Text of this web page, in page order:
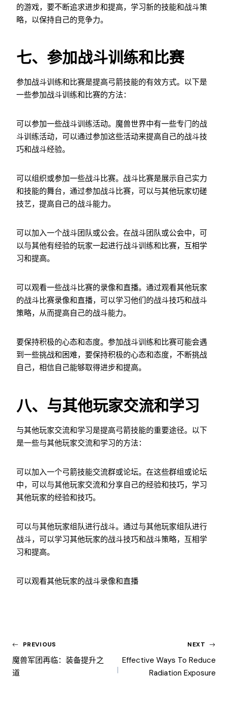
的游戏，要不断追求进步和提高，学习新的技能和战斗策
略，以保持自己的竞争力。
七、参加战斗训练和比赛
参加战斗训练和比赛是提高弓箭技能的有效方式。以下是
一些参加战斗训练和比赛的方法：
可以参加一些战斗训练活动。魔兽世界中有一些专门的战
斗训练活动，可以通过参加这些活动来提高自己的战斗技
巧和战斗经验。
可以组织或参加一些战斗比赛。战斗比赛是展示自己实力
和技能的舞台，通过参加战斗比赛，可以与其他玩家切磋
技艺，提高自己的战斗能力。
可以加入一个战斗团队或公会。在战斗团队或公会中，可
以与其他有经验的玩家一起进行战斗训练和比赛，互相学
习和提高。
可以观看一些战斗比赛的录像和直播。通过观看其他玩家
的战斗比赛录像和直播，可以学习他们的战斗技巧和战斗
策略，从而提高自己的战斗能力。
要保持积极的心态和态度。参加战斗训练和比赛可能会遇
到一些挑战和困难，要保持积极的心态和态度，不断挑战
自己，相信自己能够取得进步和提高。
八、与其他玩家交流和学习
与其他玩家交流和学习是提高弓箭技能的重要途径。以下
是一些与其他玩家交流和学习的方法：
可以加入一个弓箭技能交流群或论坛。在这些群组或论坛
中，可以与其他玩家交流和分享自己的经验和技巧，学习
其他玩家的经验和技巧。
可以与其他玩家组队进行战斗。通过与其他玩家组队进行
战斗，可以学习其他玩家的战斗技巧和战斗策略，互相学
习和提高。
可以观看其他玩家的战斗录像和直播
PREVIOUS
魔兽军团再临：装备提升之
道
NEXT
Effective Ways To Reduce
Radiation Exposure